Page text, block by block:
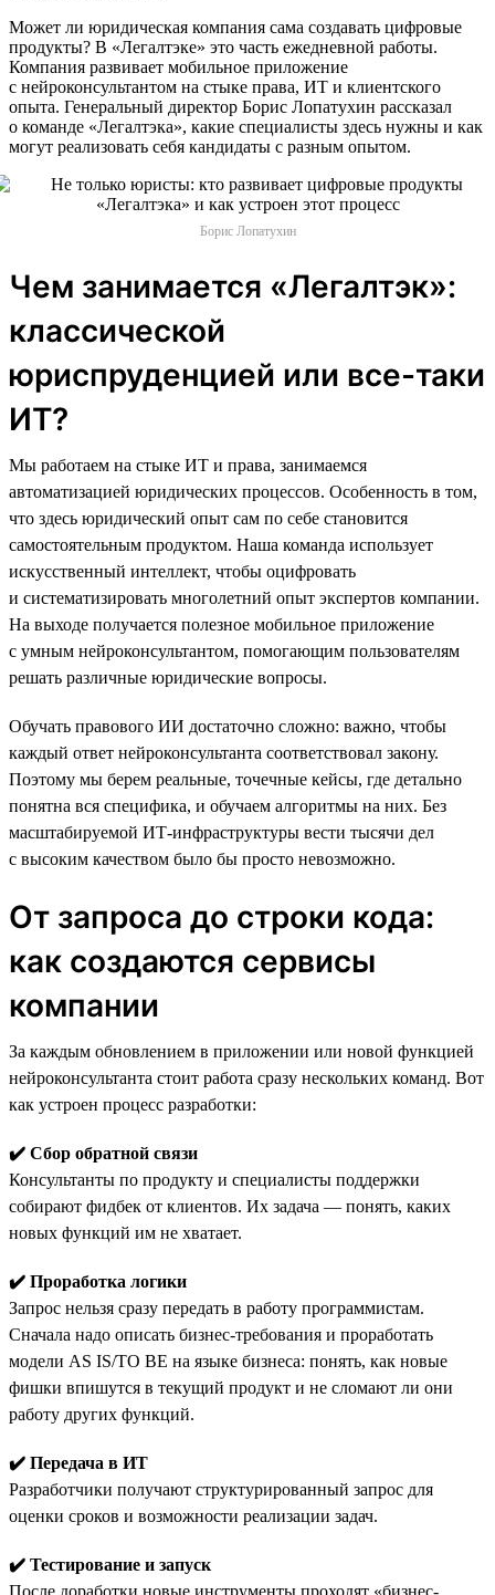
Может ли юридическая компания сама создавать цифровые
продукты? В «Легалтэке» это часть ежедневной работы.
Компания развивает мобильное приложение
с нейроконсультантом на стыке права, ИТ и клиентского
опыта. Генеральный директор Борис Лопатухин рассказал
о команде «Легалтэка», какие специалисты здесь нужны и как
могут реализовать себя кандидаты с разным опытом.
Борис Лопатухин
Чем занимается «Легалтэк»:
классической
юриспруденцией или все-таки
ИТ?
Мы работаем на стыке ИТ и права, занимаемся
автоматизацией юридических процессов. Особенность в том,
что здесь юридический опыт сам по себе становится
самостоятельным продуктом. Наша команда использует
искусственный интеллект, чтобы оцифровать
и систематизировать многолетний опыт экспертов компании.
На выходе получается полезное мобильное приложение
с умным нейроконсультантом, помогающим пользователям
решать различные юридические вопросы.
Обучать правового ИИ достаточно сложно: важно, чтобы
каждый ответ нейроконсультанта соответствовал закону.
Поэтому мы берем реальные, точечные кейсы, где детально
понятна вся специфика, и обучаем алгоритмы на них. Без
масштабируемой ИТ-инфраструктуры вести тысячи дел
с высоким качеством было бы просто невозможно.
От запроса до строки кода:
как создаются сервисы
компании
За каждым обновлением в приложении или новой функцией
нейроконсультанта стоит работа сразу нескольких команд. Вот
как устроен процесс разработки:
✔️ Сбор обратной связи
Консультанты по продукту и специалисты поддержки
собирают фидбек от клиентов. Их задача — понять, каких
новых функций им не хватает.
✔️ Проработка логики
Запрос нельзя сразу передать в работу программистам.
Сначала надо описать бизнес-требования и проработать
модели AS IS/TO BE на языке бизнеса: понять, как новые
фишки впишутся в текущий продукт и не сломают ли они
работу других функций.
✔️ Передача в ИТ
Разработчики получают структурированный запрос для
оценки сроков и возможности реализации задач.
✔️ Тестирование и запуск
После доработки новые инструменты проходят «бизнес-